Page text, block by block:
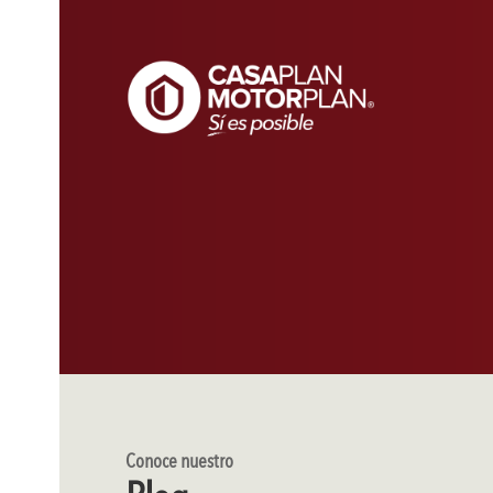
Conoce nuestro